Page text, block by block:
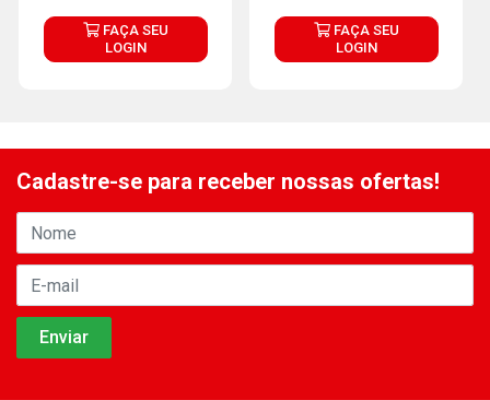
FAÇA SEU
LOGIN
FAÇA SEU
LOGIN
Cadastre-se para receber nossas ofertas!